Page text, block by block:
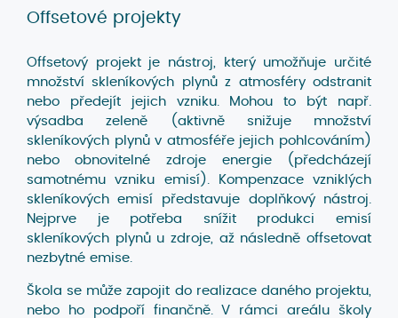
Offsetové projekty
Offsetový projekt je nástroj, který umožňuje určité
množství skleníkových plynů z atmosféry odstranit
nebo předejít jejich vzniku. Mohou to být např.
výsadba zeleně (aktivně snižuje množství
skleníkových plynů v atmosféře jejich pohlcováním)
nebo obnovitelné zdroje energie (předcházejí
samotnému vzniku emisí). Kompenzace vzniklých
skleníkových emisí představuje doplňkový nástroj.
Nejprve je potřeba snížit produkci emisí
skleníkových plynů u zdroje, až následně offsetovat
nezbytné emise.
Škola se může zapojit do realizace daného projektu,
nebo ho podpoří finančně. V rámci areálu školy